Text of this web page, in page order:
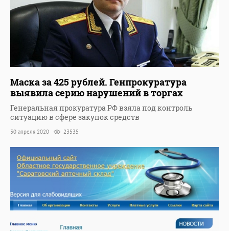
Маска за 425 рублей. Генпрокуратура
выявила серию нарушений в торгах
Генеральная прокуратура РФ взяла под контроль
ситуацию в сфере закупок средств
30 апреля 2020 23535